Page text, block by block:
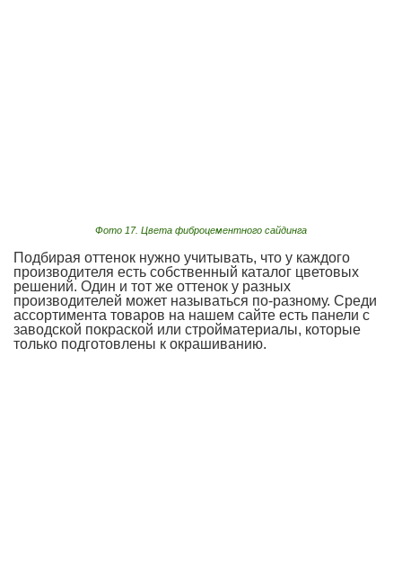
Фото 17. Цвета фиброцементного сайдинга
Подбирая оттенок нужно учитывать, что у каждого
производителя есть собственный каталог цветовых
решений. Один и тот же оттенок у разных
производителей может называться по-разному. Среди
ассортимента товаров на нашем сайте есть панели с
заводской покраской или стройматериалы, которые
только подготовлены к окрашиванию.